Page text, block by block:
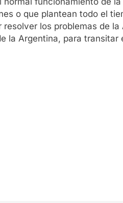
o que plantean todo el
los problemas de
la Argentina, para